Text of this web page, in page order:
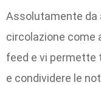
Assolutamente da
circolazione come
feed e vi permette
e condividere le